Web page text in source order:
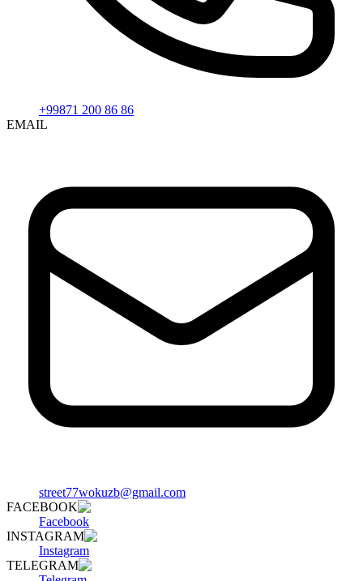
+99871 200 86 86
EMAIL
street77wokuzb@gmail.com
FACEBOOK
Facebook
INSTAGRAM
Instagram
TELEGRAM